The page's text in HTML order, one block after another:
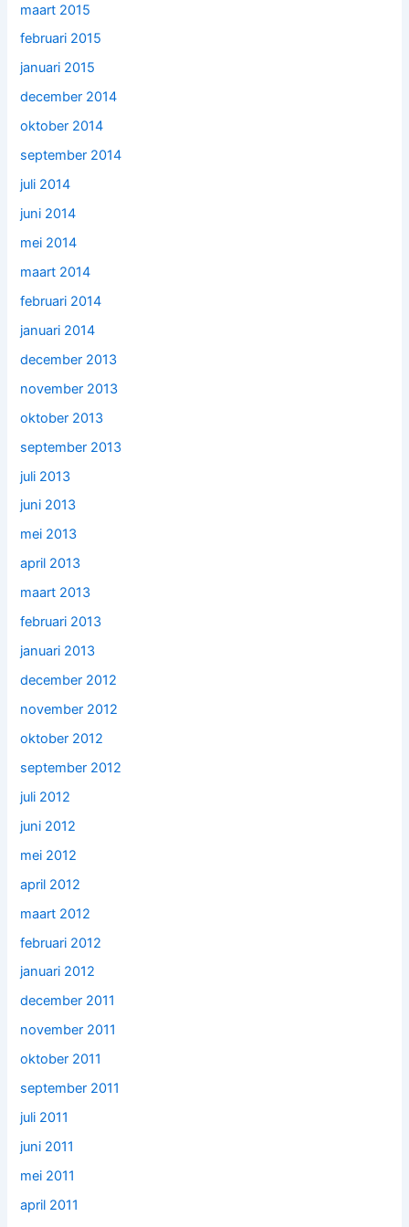
maart 2015
februari 2015
januari 2015
december 2014
oktober 2014
september 2014
juli 2014
juni 2014
mei 2014
maart 2014
februari 2014
januari 2014
december 2013
november 2013
oktober 2013
september 2013
juli 2013
juni 2013
mei 2013
april 2013
maart 2013
februari 2013
januari 2013
december 2012
november 2012
oktober 2012
september 2012
juli 2012
juni 2012
mei 2012
april 2012
maart 2012
februari 2012
januari 2012
december 2011
november 2011
oktober 2011
september 2011
juli 2011
juni 2011
mei 2011
april 2011